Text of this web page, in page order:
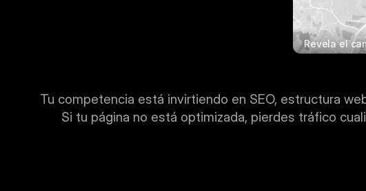
Revela el
Tu competencia está invirtiendo en SEO, estructura
Si tu página no está optimizada, pierdes tráfico